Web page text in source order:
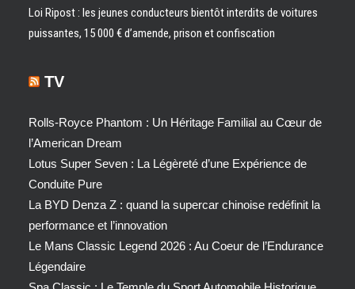
Loi Ripost : les jeunes conducteurs bientôt interdits de voitures
puissantes, 15 000 € d’amende, prison et confiscation
TV
Rolls-Royce Phantom : Un Héritage Familial au Cœur de
l’American Dream
Lotus Super Seven : La Légèreté d’une Expérience de
Conduite Pure
La BYD Denza Z : quand la supercar chinoise redéfinit la
performance et l’innovation
Le Mans Classic Legend 2026 : Au Coeur de l’Endurance
Légendaire